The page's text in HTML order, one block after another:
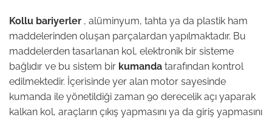
Kollu bariyerler , alüminyum, tahta ya da plastik ham
maddelerinden oluşan parçalardan yapılmaktadır. Bu
maddelerden tasarlanan kol, elektronik bir sisteme
bağlıdır ve bu sistem bir kumanda tarafından kontrol
edilmektedir. İçerisinde yer alan motor sayesinde
kumanda ile yönetildiği zaman 90 derecelik açı yaparak
kalkan kol, araçların çıkış yapmasını ya da giriş yapmasını